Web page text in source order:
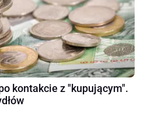
kontakcie z "kupującym".